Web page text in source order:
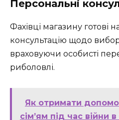
Персональні
Фахівці магазину готові
консультацію щодо
враховуючи особисті
риболовлі.
Як отримати
сім’ям під час війни в